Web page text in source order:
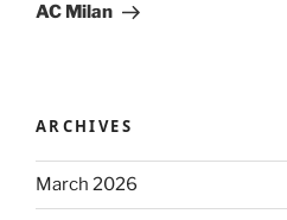
AC Milan
ARCHIVES
March 2026